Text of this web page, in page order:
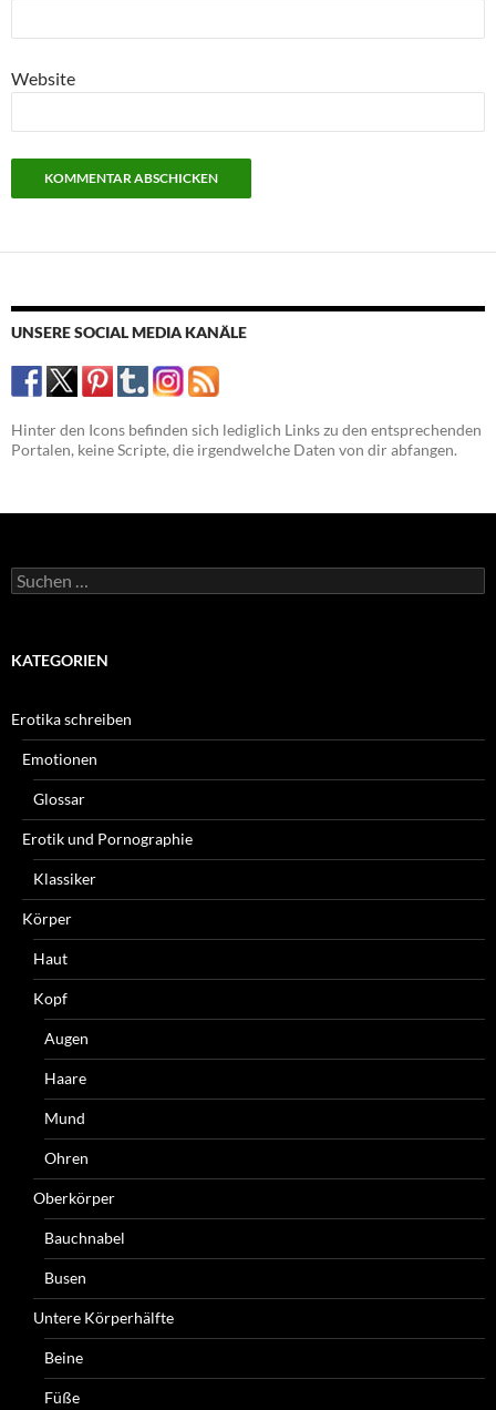
Website
UNSERE SOCIAL MEDIA KANÄLE
Hinter den Icons befinden sich lediglich Links zu den entsprechenden
Portalen, keine Scripte, die irgendwelche Daten von dir abfangen.
Suchen
nach:
KATEGORIEN
Erotika schreiben
Emotionen
Glossar
Erotik und Pornographie
Klassiker
Körper
Haut
Kopf
Augen
Haare
Mund
Ohren
Oberkörper
Bauchnabel
Busen
Untere Körperhälfte
Beine
Füße